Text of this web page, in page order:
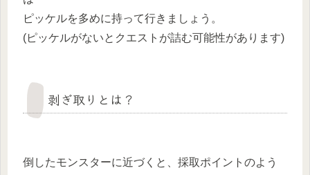
ピッケルを多めに持って行きましょう。
(ピッケルがないとクエストが詰む可能性があります)
剥ぎ取りとは？
倒したモンスターに近づくと、採取ポイントのよう